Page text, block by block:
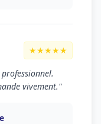
★★★★★
vivement."